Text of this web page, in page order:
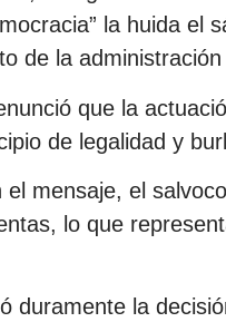
la huida el
de la
que la
de legalidad y
el mensaje, el
lo que
duramente la